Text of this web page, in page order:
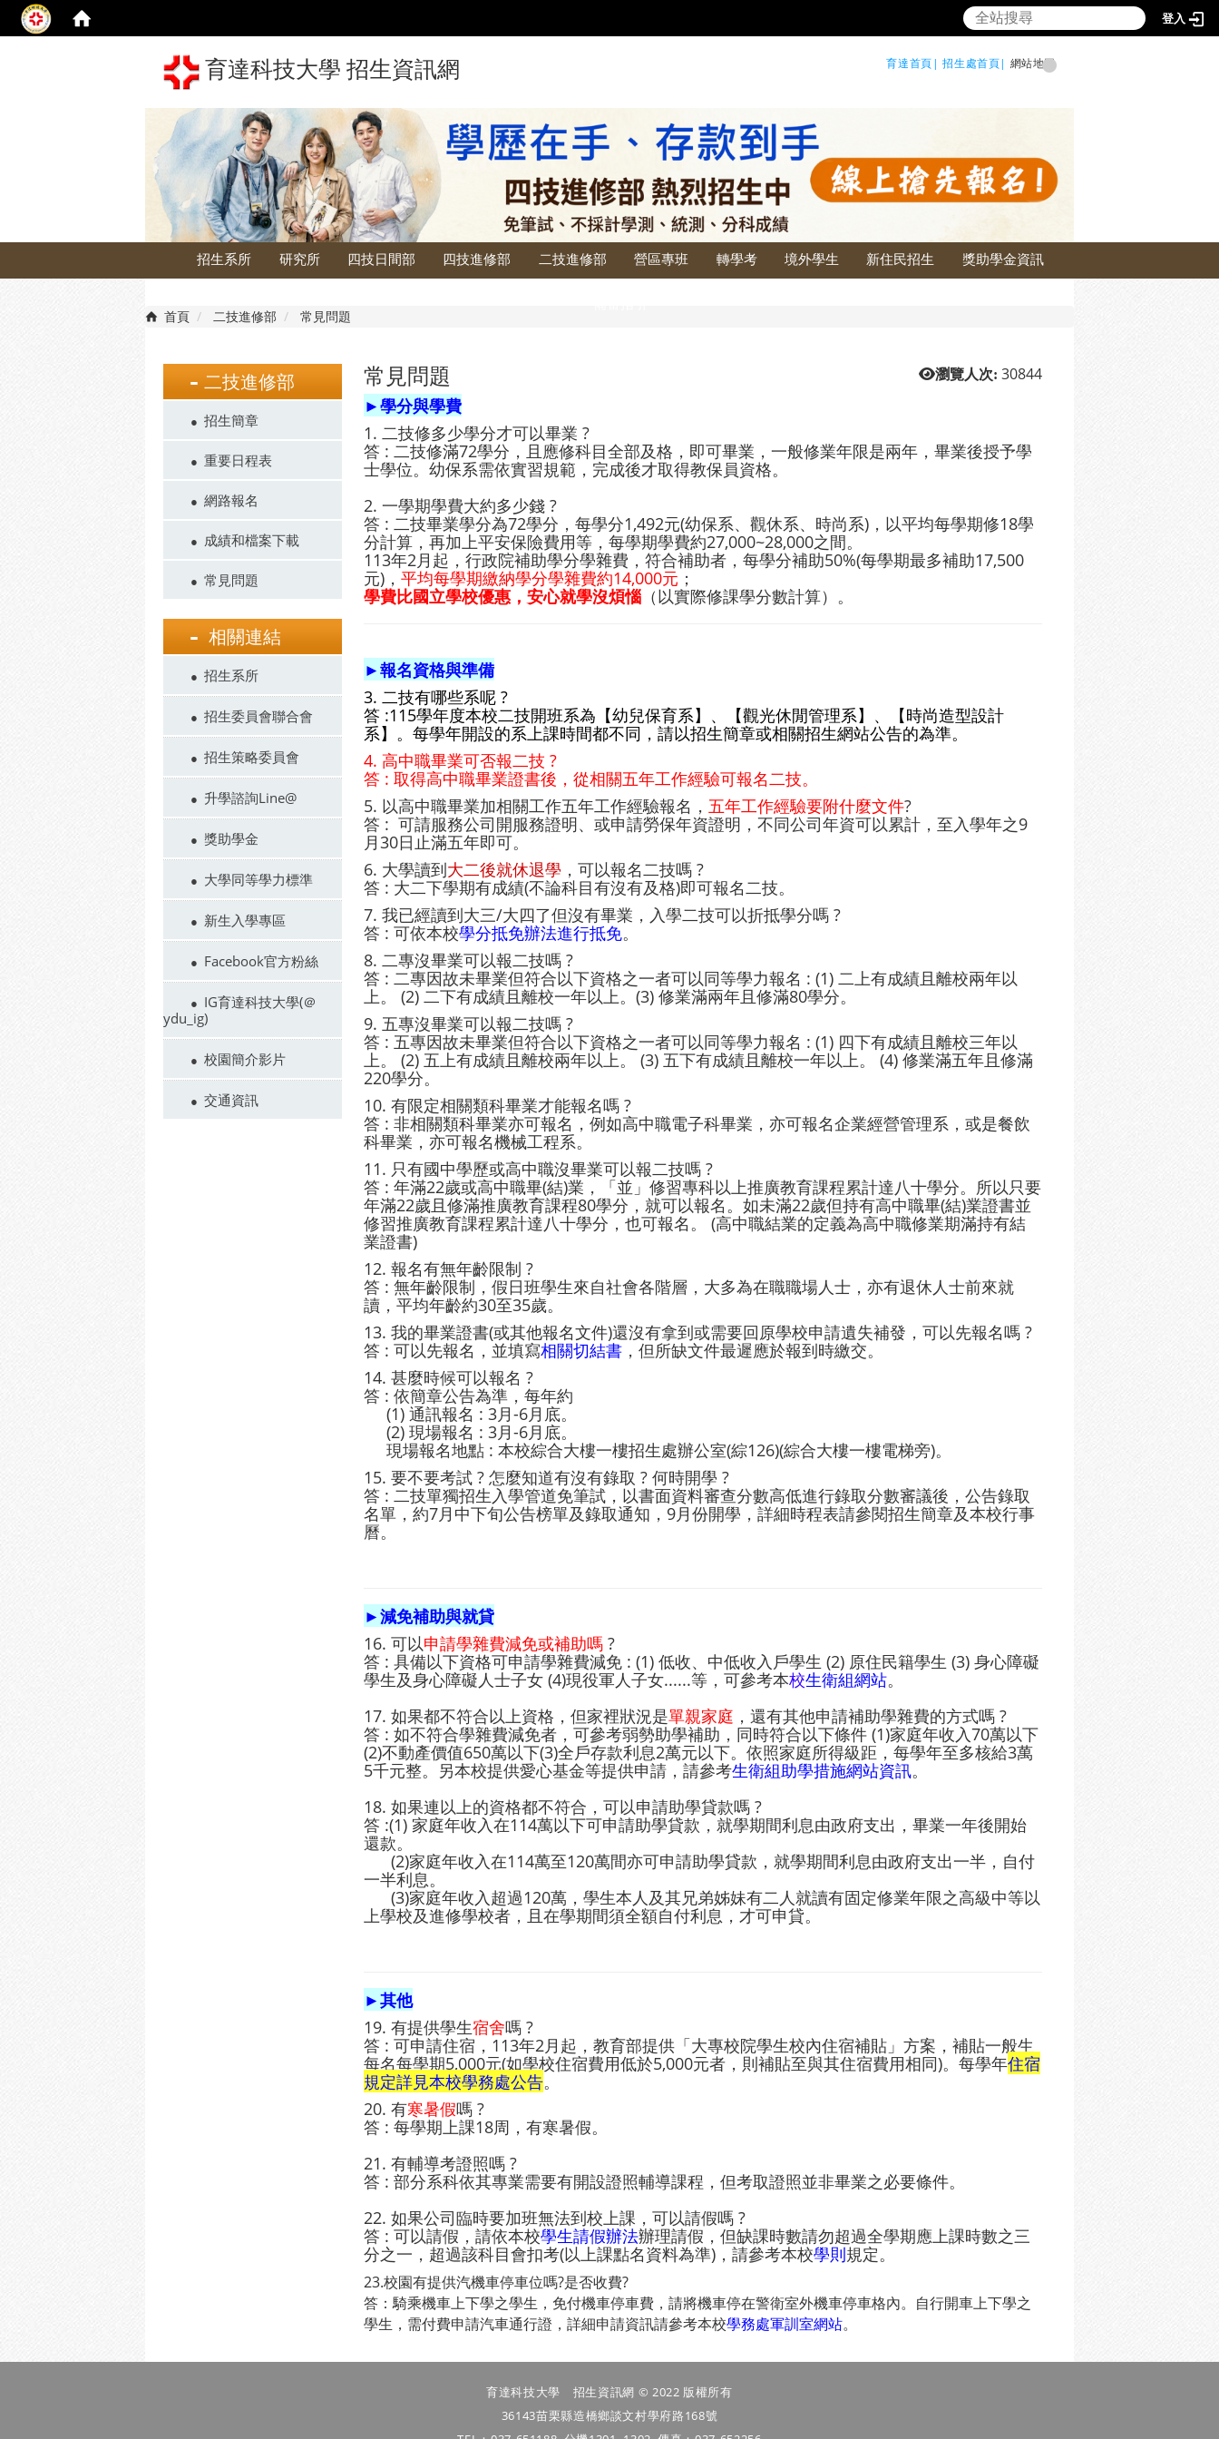
登入
育達科技大學 招生資訊網 育達首頁| 招生處首頁| 網站地圖
招生系所 研究所 四技日間部 四技進修部 二技進修部 營區專班 轉學考 境外學生 新住民招生 獎助學金資訊
首頁 二技進修部 常見問題
二技進修部
招生簡章
重要日程表
網路報名
成績和檔案下載
常見問題
相關連結
招生系所
招生委員會聯合會
招生策略委員會
升學諮詢Line@
獎助學金
大學同等學力標準
新生入學專區
Facebook官方粉絲
IG育達科技大學(＠
ydu_ig)
校園簡介影片
交通資訊
瀏覽人次: 30844
常見問題
►學分與學費
1. 二技修多少學分才可以畢業 ?
答 : 二技修滿72學分，且應修科目全部及格，即可畢業，一般修業年限是兩年，畢業後授予學
士學位。幼保系需依實習規範，完成後才取得教保員資格。
2. 一學期學費大約多少錢 ?
答 : 二技畢業學分為72學分，每學分1,492元(幼保系、觀休系、時尚系)，以平均每學期修18學
分計算，再加上平安保險費用等，每學期學費約27,000~28,000之間。
113年2月起，行政院補助學分學雜費，符合補助者，每學分補助50%(每學期最多補助17,500
元)， 平均每學期繳納學分學雜費約14,000元 ；
學費比國立學校優惠，安心就學沒煩惱 （以實際修課學分數計算）。
►報名資格與準備
3. 二技有哪些系呢 ?
答 :115學年度本校二技開班系為【幼兒保育系】 、【觀光休閒管理系】 、【時尚造型設計
系】 。每學年開設的系上課時間都不同，請以招生簡章或相關招生網站公告的為準。
4. 高中職畢業可否報二技 ?
答 : 取得高中職畢業證書後，從相關五年工作經驗可報名二技。
5. 以高中職畢業加相關工作五年工作經驗報名， 五年工作經驗要附什麼文件?
答 : 可請服務公司開服務證明、或申請勞保年資證明，不同公司年資可以累計，至入學年之9
月30日止滿五年即可。
6. 大學讀到大二後就休退學 ，可以報名二技嗎 ?
答 : 大二下學期有成績(不論科目有沒有及格)即可報名二技。
7. 我已經讀到大三/大四了但沒有畢業，入學二技可以折抵學分嗎 ?
答 : 可依本校學分抵免辦法進行抵免。
8. 二專沒畢業可以報二技嗎 ?
答 : 二專因故未畢業但符合以下資格之一者可以同等學力報名 : (1) 二上有成績且離校兩年以
上。 (2) 二下有成績且離校一年以上。(3) 修業滿兩年且修滿80學分。
9. 五專沒畢業可以報二技嗎 ?
答 : 五專因故未畢業但符合以下資格之一者可以同等學力報名 : (1) 四下有成績且離校三年以
上。 (2) 五上有成績且離校兩年以上。 (3) 五下有成績且離校一年以上。 (4) 修業滿五年且修滿
220學分。
10. 有限定相關類科畢業才能報名嗎 ?
答 : 非相關類科畢業亦可報名，例如高中職電子科畢業，亦可報名企業經營管理系，或是餐飲
科畢業，亦可報名機械工程系。
11. 只有國中學歷或高中職沒畢業可以報二技嗎 ?
答 : 年滿22歲或高中職畢(結)業，「並」修習專科以上推廣教育課程累計達八十學分。所以只要
年滿22歲且修滿推廣教育課程80學分，就可以報名。如未滿22歲但持有高中職畢(結)業證書並
修習推廣教育課程累計達八十學分，也可報名。 (高中職結業的定義為高中職修業期滿持有結
業證書)
12. 報名有無年齡限制 ?
答 : 無年齡限制，假日班學生來自社會各階層，大多為在職職場人士，亦有退休人士前來就
讀，平均年齡約30至35歲。
13. 我的畢業證書(或其他報名文件)還沒有拿到或需要回原學校申請遺失補發，可以先報名嗎 ?
答 : 可以先報名，並填寫相關切結書 ，但所缺文件最遲應於報到時繳交。
14. 甚麼時候可以報名 ?
答 : 依簡章公告為準，每年約
(1) 通訊報名 : 3月-6月底。
(2) 現場報名 : 3月-6月底。
現場報名地點 : 本校綜合大樓一樓招生處辦公室(綜126)(綜合大樓一樓電梯旁)。
15. 要不要考試 ? 怎麼知道有沒有錄取 ? 何時開學 ?
答 : 二技單獨招生入學管道免筆試，以書面資料審查分數高低進行錄取分數審議後，公告錄取
名單，約7月中下旬公告榜單及錄取通知，9月份開學，詳細時程表請參閱招生簡章及本校行事
曆。
►減免補助與就貸
16. 可以申請學雜費減免或補助嗎 ?
答 : 具備以下資格可申請學雜費減免 : (1) 低收、中低收入戶學生 (2) 原住民籍學生 (3) 身心障礙
學生及身心障礙人士子女 (4)現役軍人子女......等，可參考本校生衛組網站。
17. 如果都不符合以上資格，但家裡狀況是單親家庭 ，還有其他申請補助學雜費的方式嗎 ?
答 : 如不符合學雜費減免者，可參考弱勢助學補助，同時符合以下條件 (1)家庭年收入70萬以下
(2)不動產價值650萬以下(3)全戶存款利息2萬元以下。依照家庭所得級距，每學年至多核給3萬
5千元整。另本校提供愛心基金等提供申請，請參考生衛組助學措施網站資訊。
18. 如果連以上的資格都不符合，可以申請助學貸款嗎 ?
答 :(1) 家庭年收入在114萬以下可申請助學貸款，就學期間利息由政府支出，畢業一年後開始
還款。
(2)家庭年收入在114萬至120萬間亦可申請助學貸款，就學期間利息由政府支出一半，自付
一半利息。
(3)家庭年收入超過120萬，學生本人及其兄弟姊妹有二人就讀有固定修業年限之高級中等以
上學校及進修學校者，且在學期間須全額自付利息，才可申貸。
►其他
19. 有提供學生宿舍嗎 ?
答 : 可申請住宿， 113年2月起，教育部提供「大專校院學生校內住宿補貼」方案，補貼一般生
每名每學期5,000元(如學校住宿費用低於5,000元者，則補貼至與其住宿費用相同)。每學年住宿
規定詳見本校學務處公告。
20. 有寒暑假嗎 ?
答 : 每學期上課18周，有寒暑假。
21. 有輔導考證照嗎 ?
答 : 部分系科依其專業需要有開設證照輔導課程，但考取證照並非畢業之必要條件。
22. 如果公司臨時要加班無法到校上課，可以請假嗎 ?
答 : 可以請假，請依本校學生請假辦法辦理請假，但缺課時數請勿超過全學期應上課時數之三
分之一，超過該科目會扣考(以上課點名資料為準)，請參考本校學則規定。
23.校園有提供汽機車停車位嗎?是否收費?
答：騎乘機車上下學之學生，免付機車停車費，請將機車停在警衛室外機車停車格內。自行開車上下學之
學生，需付費申請汽車通行證，詳細申請資訊請參考本校學務處軍訓室網站。
育達科技大學 招生資訊網 © 2022 版權所有
36143苗栗縣造橋鄉談文村學府路168號